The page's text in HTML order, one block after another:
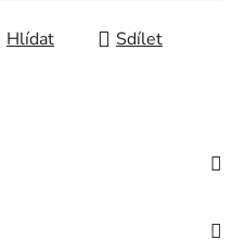
Hlídat Sdílet